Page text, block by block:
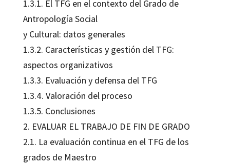
1.3.1. El TFG en el contexto del Grado de
Antropología Social
y Cultural: datos generales
1.3.2. Características y gestión del TFG:
aspectos organizativos
1.3.3. Evaluación y defensa del TFG
1.3.4. Valoración del proceso
1.3.5. Conclusiones
2. EVALUAR EL TRABAJO DE FIN DE GRADO
2.1. La evaluación continua en el TFG de los
grados de Maestro